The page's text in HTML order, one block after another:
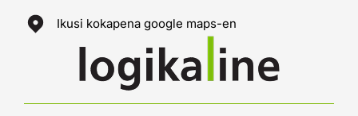
Ikusi kokapena google maps-en